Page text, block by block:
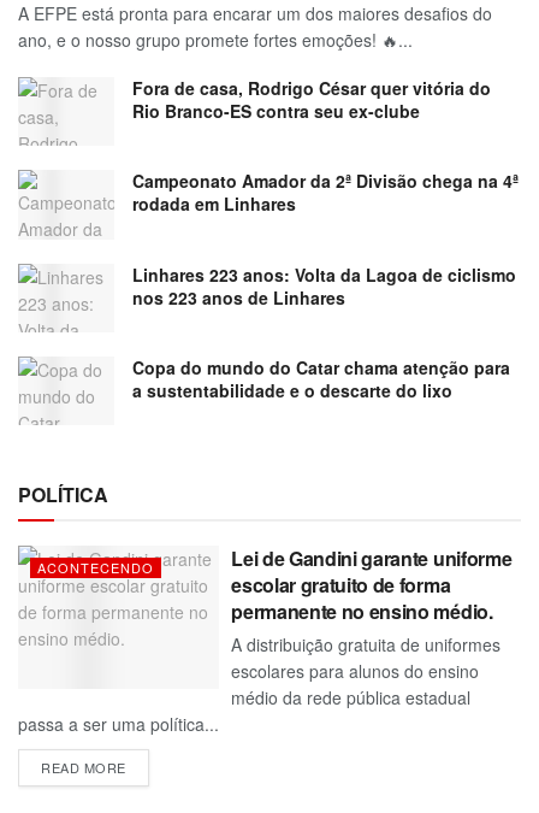
A EFPE está pronta para encarar um dos maiores desafios do
ano, e o nosso grupo promete fortes emoções! 🔥...
Fora de casa, Rodrigo César quer vitória do
Rio Branco-ES contra seu ex-clube
Campeonato Amador da 2ª Divisão chega na 4ª
rodada em Linhares
Linhares 223 anos: Volta da Lagoa de ciclismo
nos 223 anos de Linhares
Copa do mundo do Catar chama atenção para
a sustentabilidade e o descarte do lixo
POLÍTICA
ACONTECENDO
Lei de Gandini garante uniforme
escolar gratuito de forma
permanente no ensino médio.
A distribuição gratuita de uniformes
escolares para alunos do ensino
médio da rede pública estadual
passa a ser uma política...
READ MORE